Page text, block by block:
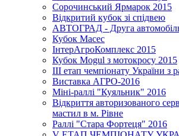
Сорочинський Ярмарок 2015
Відкритий кубок зі спідвею
АВТОГРАД - Друга
Кубок Масес
ІнтерАгроКомплекс 2015
Кубок Mogul з мотокросу 2015
ІІІ етап чемпіонату України з
Виставка АГРО-2016
Міні-раллі "Куяльник" 2016
Відкриття авторизованого
мастил в м. Рівне
Раллі "Стара Фортеця" 2016